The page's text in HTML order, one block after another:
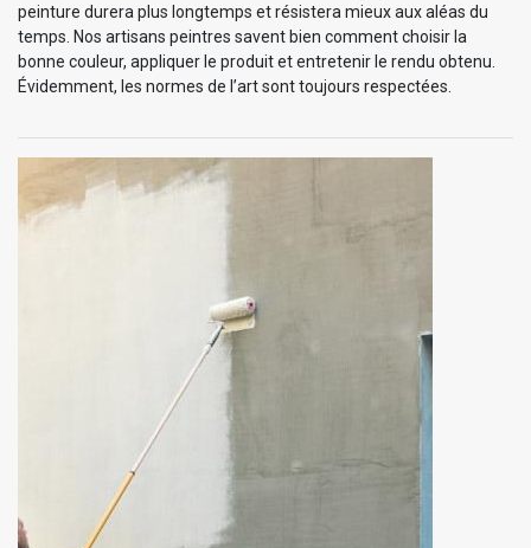
peinture durera plus longtemps et résistera mieux aux aléas du
temps. Nos artisans peintres savent bien comment choisir la
bonne couleur, appliquer le produit et entretenir le rendu obtenu.
Évidemment, les normes de l’art sont toujours respectées.